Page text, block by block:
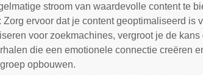
stroom van waardevolle content te
ervoor dat je content geoptimaliseerd
voor zoekmachines, vergroot je de
die een emotionele connectie creëren
opbouwen.